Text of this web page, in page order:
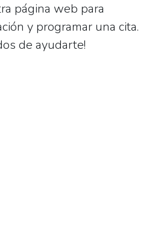
página web para
y programar una cita.
de ayudarte!